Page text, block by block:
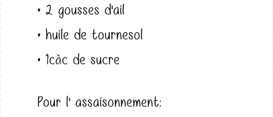
• 2 gousses d'ail
• huile de tournesol
• 1càc de sucre
Pour l' assaisonnement: